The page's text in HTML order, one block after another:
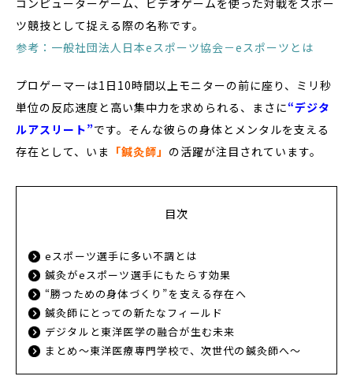
コンピューターゲーム、ビデオゲームを使った対戦をスポー
ツ競技として捉える際の名称です。
参考：一般社団法人日本eスポーツ協会－eスポーツとは
プロゲーマーは1日10時間以上モニターの前に座り、ミリ秒
単位の反応速度と高い集中力を求められる、まさに“デジタ
ルアスリート”です。そんな彼らの身体とメンタルを支える
存在として、いま 「鍼灸師」 の活躍が注目されています。
目次
eスポーツ選手に多い不調とは
鍼灸がeスポーツ選手にもたらす効果
“勝つための身体づくり”を支える存在へ
鍼灸師にとっての新たなフィールド
デジタルと東洋医学の融合が生む未来
まとめ～東洋医療専門学校で、次世代の鍼灸師へ～